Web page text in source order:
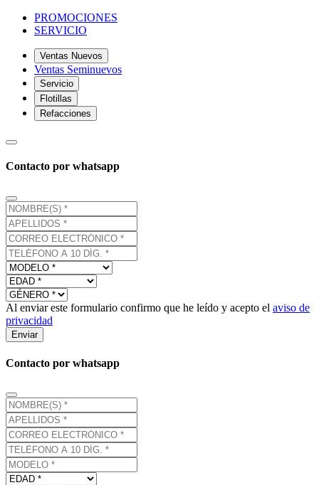
PROMOCIONES
SERVICIO
Ventas Nuevos
Ventas Seminuevos
Servicio
Flotillas
Refacciones
Contacto por whatsapp
Al enviar este formulario confirmo que he leído y acepto el aviso de
privacidad
Enviar
Contacto por whatsapp